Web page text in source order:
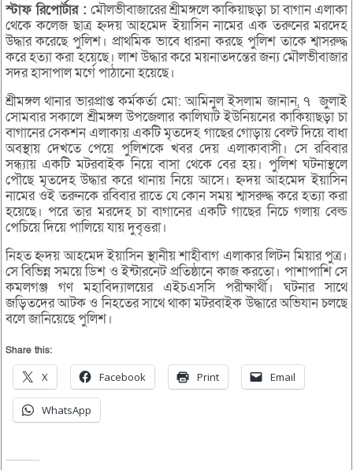
স্টাফরিপোর্টার : মৌলভীবাজারের শ্রীমঙ্গলে কাকিয়াছড়া চা বাগান এলাকা
থেকে কলেজ ছাত্র হ্নদয় আহমেদ ইয়াসিন নামের এক তরুনের মরদেহ
উদ্ধার করেছে পুলিশ। প্রাথমিক ভাবে ধারনা করছে পুলিশ তাকে শ্বাসরুদ্ধ
করে হত্যা করা হয়েছে। লাশ উদ্ধার করে ময়নাতদন্তের জন্য মৌলভীবাজার
সদর হাসাপাল মর্গে পাঠানো হয়েছে।
শ্রীমঙ্গল থানার ভারপ্রাপ্ত কর্মকর্তা মো: আমিনুল ইসলাম জানান, ৭ জুলাই
সোমবার সকালে শ্রীমঙ্গল উপজেলার কালিঘাট ইউনিয়নের কাকিয়াছড়া চা
বাগানের সেকশন এলাকায় একটি মৃতদেহ গাছের গোড়ায় বেল্ট দিয়ে বাধা
অবস্থায় দেখতে পেয়ে পুলিশকে খবর দেয় এলাকাবাসী। সে রবিবার
সন্ধ্যায় একটি মটরবাইক নিয়ে বাসা থেকে বের হয়। পুলিশ ঘটনাস্থলে
পৌছে মৃতদেহ উদ্ধার করে থানায় নিয়ে আসে। হ্নদয় আহমেদ ইয়াসিন
নামের ওই তরুনকে রবিবার রাতে যে কোন সময় শ্বাসরুদ্ধ করে হত্যা করা
হয়েছে। পরে তার মরদেহ চা বাগানের একটি গাছের নিচে গলায় বেল্ড
পেচিয়ে দিয়ে পালিয়ে যায় দুবৃত্তরা।
নিহত হ্নদয় আহমেদ ইয়াসিন স্থানীয় শাহীবাগ এলাকার লিটন মিয়ার পুত্র।
সে বিভিন্ন সময়ে ডিশ ও ইন্টারনেট প্রতিষ্ঠানে কাজ করতো। পাশাপাশি সে
কমলগঞ্জ গণ মহাবিদ্যালয়ের এইচএসসি পরীক্ষার্থী। ঘটনার সাথে
জড়িতদের আটক ও নিহতের সাথে থাকা মটরবাইক উদ্ধারে অভিযান চলছে
বলে জানিয়েছে পুলিশ।
Share this:
X Facebook Print Email
WhatsApp